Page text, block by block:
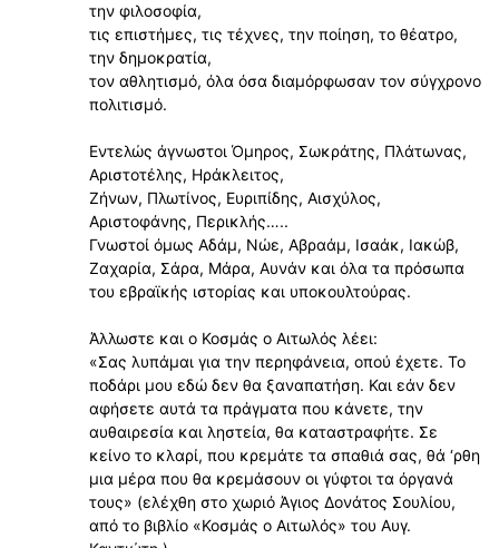
την φιλοσοφία,
τις επιστήμες, τις τέχνες, την ποίηση, το θέατρο,
την δημοκρατία,
τον αθλητισμό, όλα όσα διαμόρφωσαν τον σύγχρονο
πολιτισμό.
Εντελώς άγνωστοι Όμηρος, Σωκράτης, Πλάτωνας,
Αριστοτέλης, Ηράκλειτος,
Ζήνων, Πλωτίνος, Ευριπίδης, Αισχύλος,
Αριστοφάνης, Περικλής…..
Γνωστοί όμως Αδάμ, Νώε, Αβραάμ, Ισαάκ, Ιακώβ,
Ζαχαρία, Σάρα, Μάρα, Αυνάν και όλα τα πρόσωπα
του εβραϊκής ιστορίας και υποκουλτούρας.
Άλλωστε και ο Κοσμάς ο Αιτωλός λέει:
«Σας λυπάμαι για την περηφάνεια, οπού έχετε. Το
ποδάρι μου εδώ δεν θα ξαναπατήση. Και εάν δεν
αφήσετε αυτά τα πράγματα που κάνετε, την
αυθαιρεσία και ληστεία, θα καταστραφήτε. Σε
κείνο το κλαρί, που κρεμάτε τα σπαθιά σας, θά ‘ρθη
μια μέρα που θα κρεμάσουν οι γύφτοι τα όργανά
τους» (ελέχθη στο χωριό Άγιος Δονάτος Σουλίου,
από το βιβλίο «Κοσμάς ο Αιτωλός» του Αυγ.